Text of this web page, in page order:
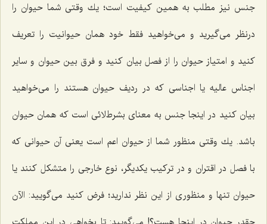
جنس نیز مطلب به همین كیفیت است؛ یك وقتى شما حیوان را
درنظر مى‌گیرید و مى‌خواهید فقط خود همان حیوانیت را تعریف
كنید و امتیاز حیوان را از فصل بیان كنید و فرق بین حیوان و سایر
اجناس عالیه یا اجناسى كه در ردیف حیوان هستند را مى‌خواهید
بیان كنید در اینجا جنس به معناى بشرط‌لائى است كه همان حیوان
باشد. یك وقتى منظور شما از حیوان اعم است یعنى آن حیوانى كه
با فصل در اقتران و در تركیب یكدیگر، نوع خارجى را متشكل كنند یا
حیوان تنها و منظوری از این نظر ندارید؛ فرض كنید مى‌گویید: الآن